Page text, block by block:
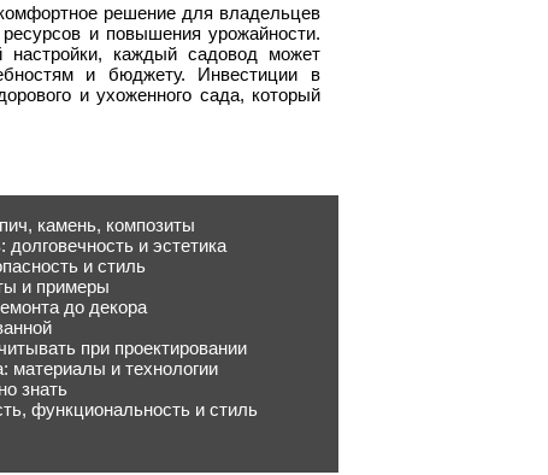
решение для владельцев
и повышения урожайности.
настройки, каждый садовод может
и бюджету. Инвестиции в
и ухоженного сада, который
камень, композиты
и эстетика
и стиль
и примеры
до декора
при проектировании
материалы и технологии
знать
функциональность и стиль